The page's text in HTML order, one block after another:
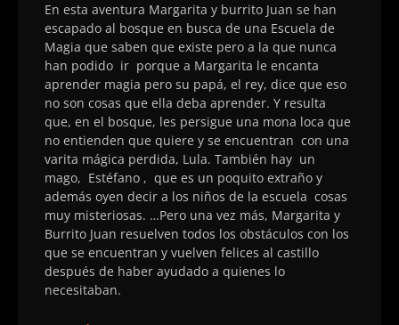
En esta aventura Margarita y burrito Juan se han
escapado al bosque en busca de una Escuela de
Magia que saben que existe pero a la que nunca
han podido ir porque a Margarita le encanta
aprender magia pero su papá, el rey, dice que eso
no son cosas que ella deba aprender. Y resulta
que, en el bosque, les persigue una mona loca que
no entienden que quiere y se encuentran con una
varita mágica perdida, Lula. También hay un
mago, Estéfano , que es un poquito extraño y
además oyen decir a los niños de la escuela cosas
muy misteriosas. …Pero una vez más, Margarita y
Burrito Juan resuelven todos los obstáculos con los
que se encuentran y vuelven felices al castillo
después de haber ayudado a quienes lo
necesitaban.